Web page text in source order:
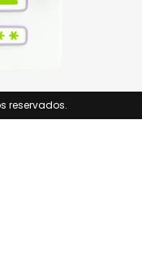
reservados.